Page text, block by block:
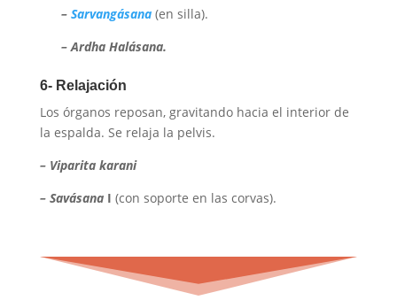
– Sarvangásana (en silla).
–Ardha Halásana.
6- Relajación
Los órganos reposan, gravitando hacia el interior de
la espalda. Se relaja la pelvis.
– Viparita karani
– Savásana I (con soporte en las corvas).